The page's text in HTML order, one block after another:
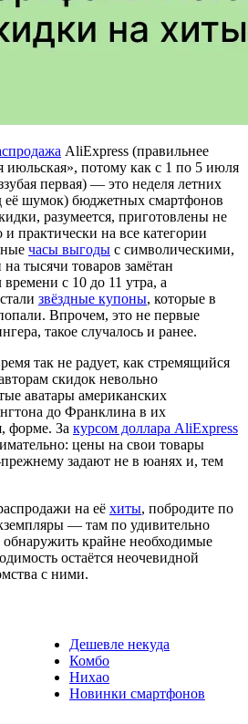
AliExpress (правильнее
июльская», потому как с 1 по 5 июля
первая) — это неделя летних
её шумок) бюджетных смартфонов
разумеется, приготовлены не
практически на все категории
часы выгоды с символическими,
тысячи товаров замётан
с 10 до 11 утра, а
звёздные купоны, которые в
Впрочем, это не первые
такое случалось и ранее.
так не радует, как стремящийся
скидок невольно
аватары американских
до Франклина в их
форме. За курсом доллара AliExpress
цены на свои товары
задают не в юанях и, тем
на её хиты, побродите по
— там по удивительно
крайне необходимые
остаётся неочевидной
с ними.
Дешевле некуда
Комбо
Нихао
Новинки смартфонов